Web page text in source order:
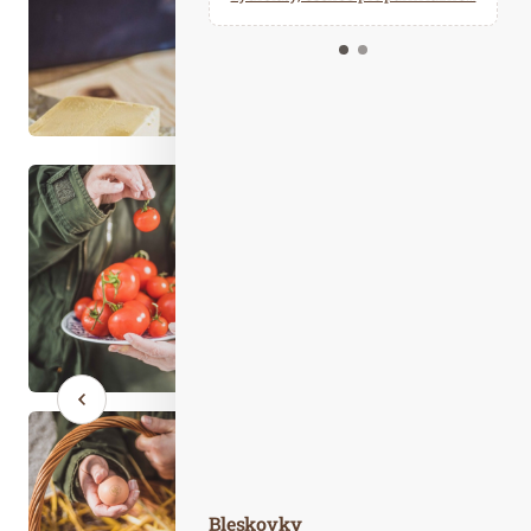
Kalendář událostí
Odebírejte náš newsletter
Bleskovky